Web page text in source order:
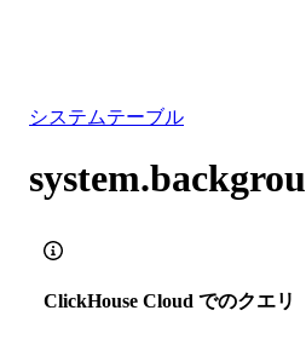
システムテーブル
ClickHouse Cloud でのクエリ